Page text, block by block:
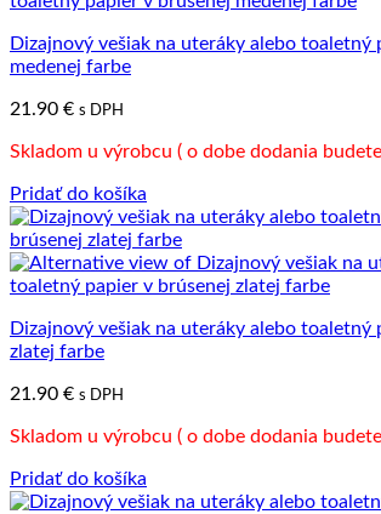
Dizajnový vešiak na uteráky alebo toaletný
medenej farbe
21.90 € s DPH
Skladom u výrobcu ( o dobe dodania
Pridať do košíka
Dizajnový vešiak na uteráky alebo toaletný
zlatej farbe
21.90 € s DPH
Skladom u výrobcu ( o dobe dodania
Pridať do košíka